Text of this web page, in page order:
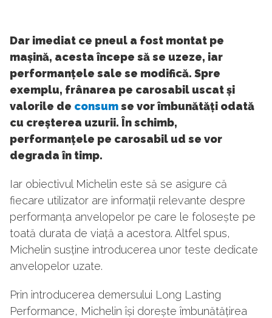
Dar imediat ce pneul a fost montat pe
mașină, acesta începe să se uzeze, iar
performanțele sale se modifică. Spre
exemplu, frânarea pe carosabil uscat și
valorile de consumse vor îmbunătăți odată
cu creșterea uzurii. În schimb,
performanțele pe carosabil ud se vor
degrada în timp.
Iar obiectivul Michelin este să se asigure că
fiecare utilizator are informații relevante despre
performanța anvelopelor pe care le folosește pe
toată durata de viață a acestora. Altfel spus,
Michelin susține introducerea unor teste dedicate
anvelopelor uzate.
Prin introducerea demersului Long Lasting
Performance, Michelin își dorește îmbunătățirea